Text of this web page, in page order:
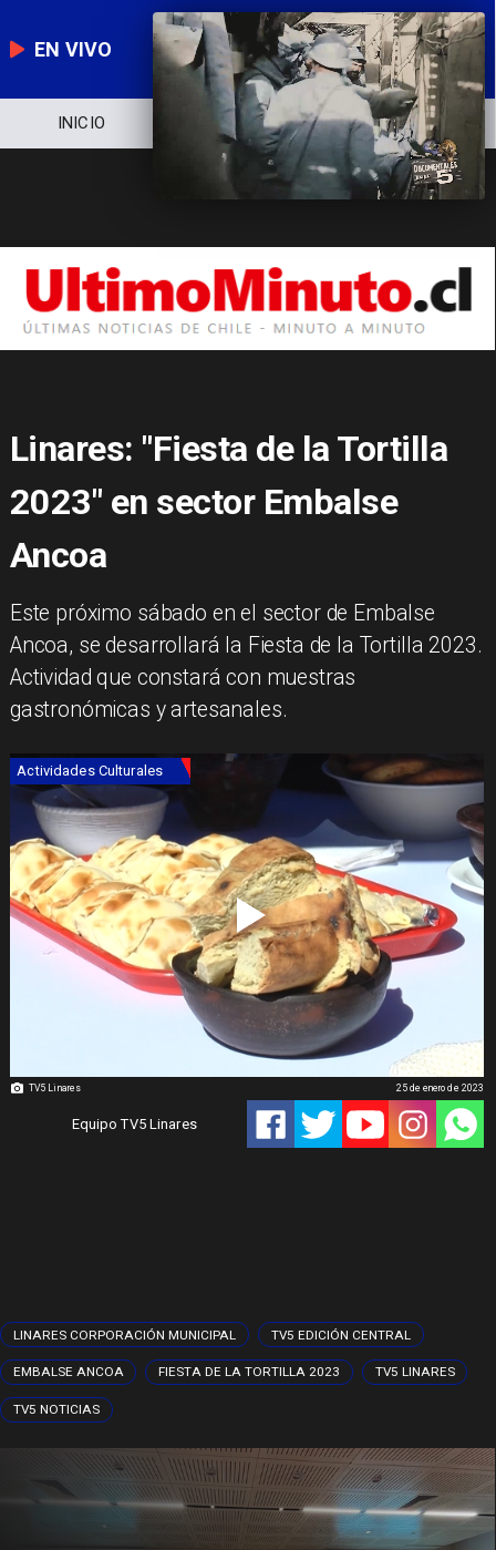
EN VIVO
NOTICIERO POLÍTICA ECONOMÍA
Linares: "Fiesta de la Tortilla
2023" en sector Embalse
Ancoa
Este próximo sábado en el sector de Embalse
Ancoa, se desarrollará la Fiesta de la Tortilla 2023.
Actividad que constará con muestras
gastronómicas y artesanales.
TV5 Linares
Actividades Culturales
Equipo TV5 Linares
25 de enero de 2023
LINARES CORPORACIÓN MUNICIPAL TV5 EDICIÓN CENTRAL
EMBALSE ANCOA FIESTA DE LA TORTILLA 2023 TV5 LINARES
TV5 NOTICIAS